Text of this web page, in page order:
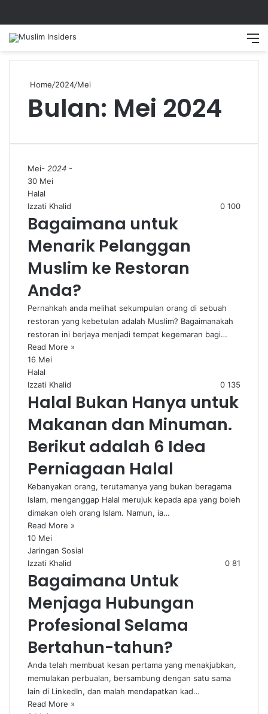
Home/2024/Mei
Bulan: Mei 2024
Mei- 2024 -
30 Mei
Halal
Izzati Khalid
0 100
Bagaimana untuk
Menarik Pelanggan
Muslim ke Restoran
Anda?
Pernahkah anda melihat sekumpulan orang di sebuah
restoran yang kebetulan adalah Muslim? Bagaimanakah
restoran ini berjaya menjadi tempat kegemaran bagi…
Read More »
16 Mei
Halal
Izzati Khalid
0 135
Halal Bukan Hanya untuk
Makanan dan Minuman.
Berikut adalah 6 Idea
Perniagaan Halal
Kebanyakan orang, terutamanya yang bukan beragama
Islam, menganggap Halal merujuk kepada apa yang boleh
dimakan oleh orang Islam. Namun, ia…
Read More »
10 Mei
Jaringan Sosial
Izzati Khalid
0 81
Bagaimana Untuk
Menjaga Hubungan
Profesional Selama
Bertahun-tahun?
Anda telah membuat kesan pertama yang menakjubkan,
memulakan perbualan, bersambung dengan satu sama
lain di LinkedIn, dan malah mendapatkan kad…
Read More »